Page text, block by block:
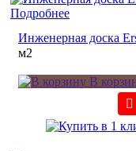
Подробнее
Инженерная доска
м2
В